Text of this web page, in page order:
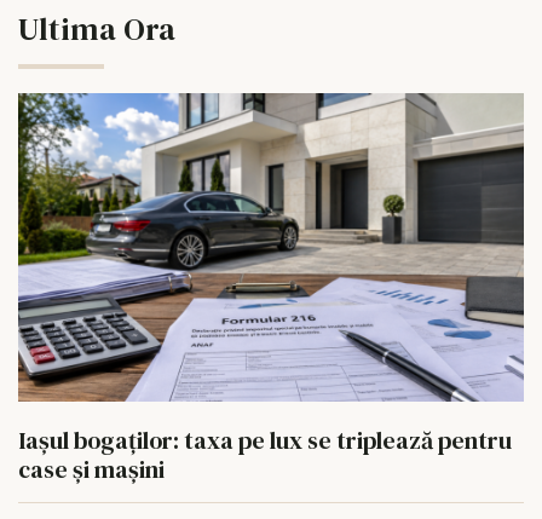
Ultima Ora
Iașul bogaților: taxa pe lux se triplează pentru
case și mașini